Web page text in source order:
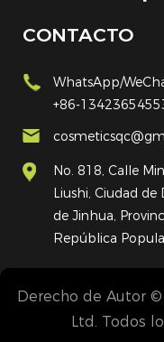
CONTACTO
WhatsApp/
+86-
No. 818, Calle
Liushi, Ciudad de
de Jinhua,
República
Derecho de Autor ©
Ltd. Todos